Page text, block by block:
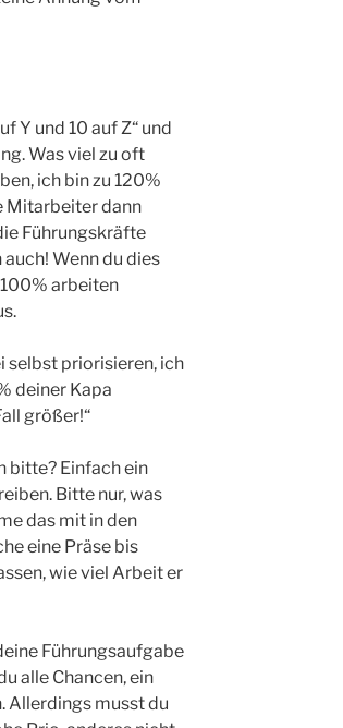
Y und 10 auf Z“ und
Was viel zu oft
ich bin zu 120%
Mitarbeiter dann
Führungskräfte
Wenn du dies
arbeiten
selbst priorisieren, ich
deiner Kapa
größer!“
bitte? Einfach ein
Bitte nur, was
das mit in den
eine Präse bis
wie viel Arbeit er
Führungsaufgabe
alle Chancen, ein
Allerdings musst du